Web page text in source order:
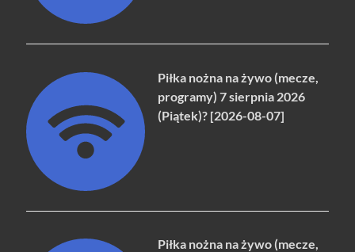
Piłka nożna na żywo (mecze,
programy) 7 sierpnia 2026
(Piątek)? [2026-08-07]
Piłka nożna na żywo (mecze,